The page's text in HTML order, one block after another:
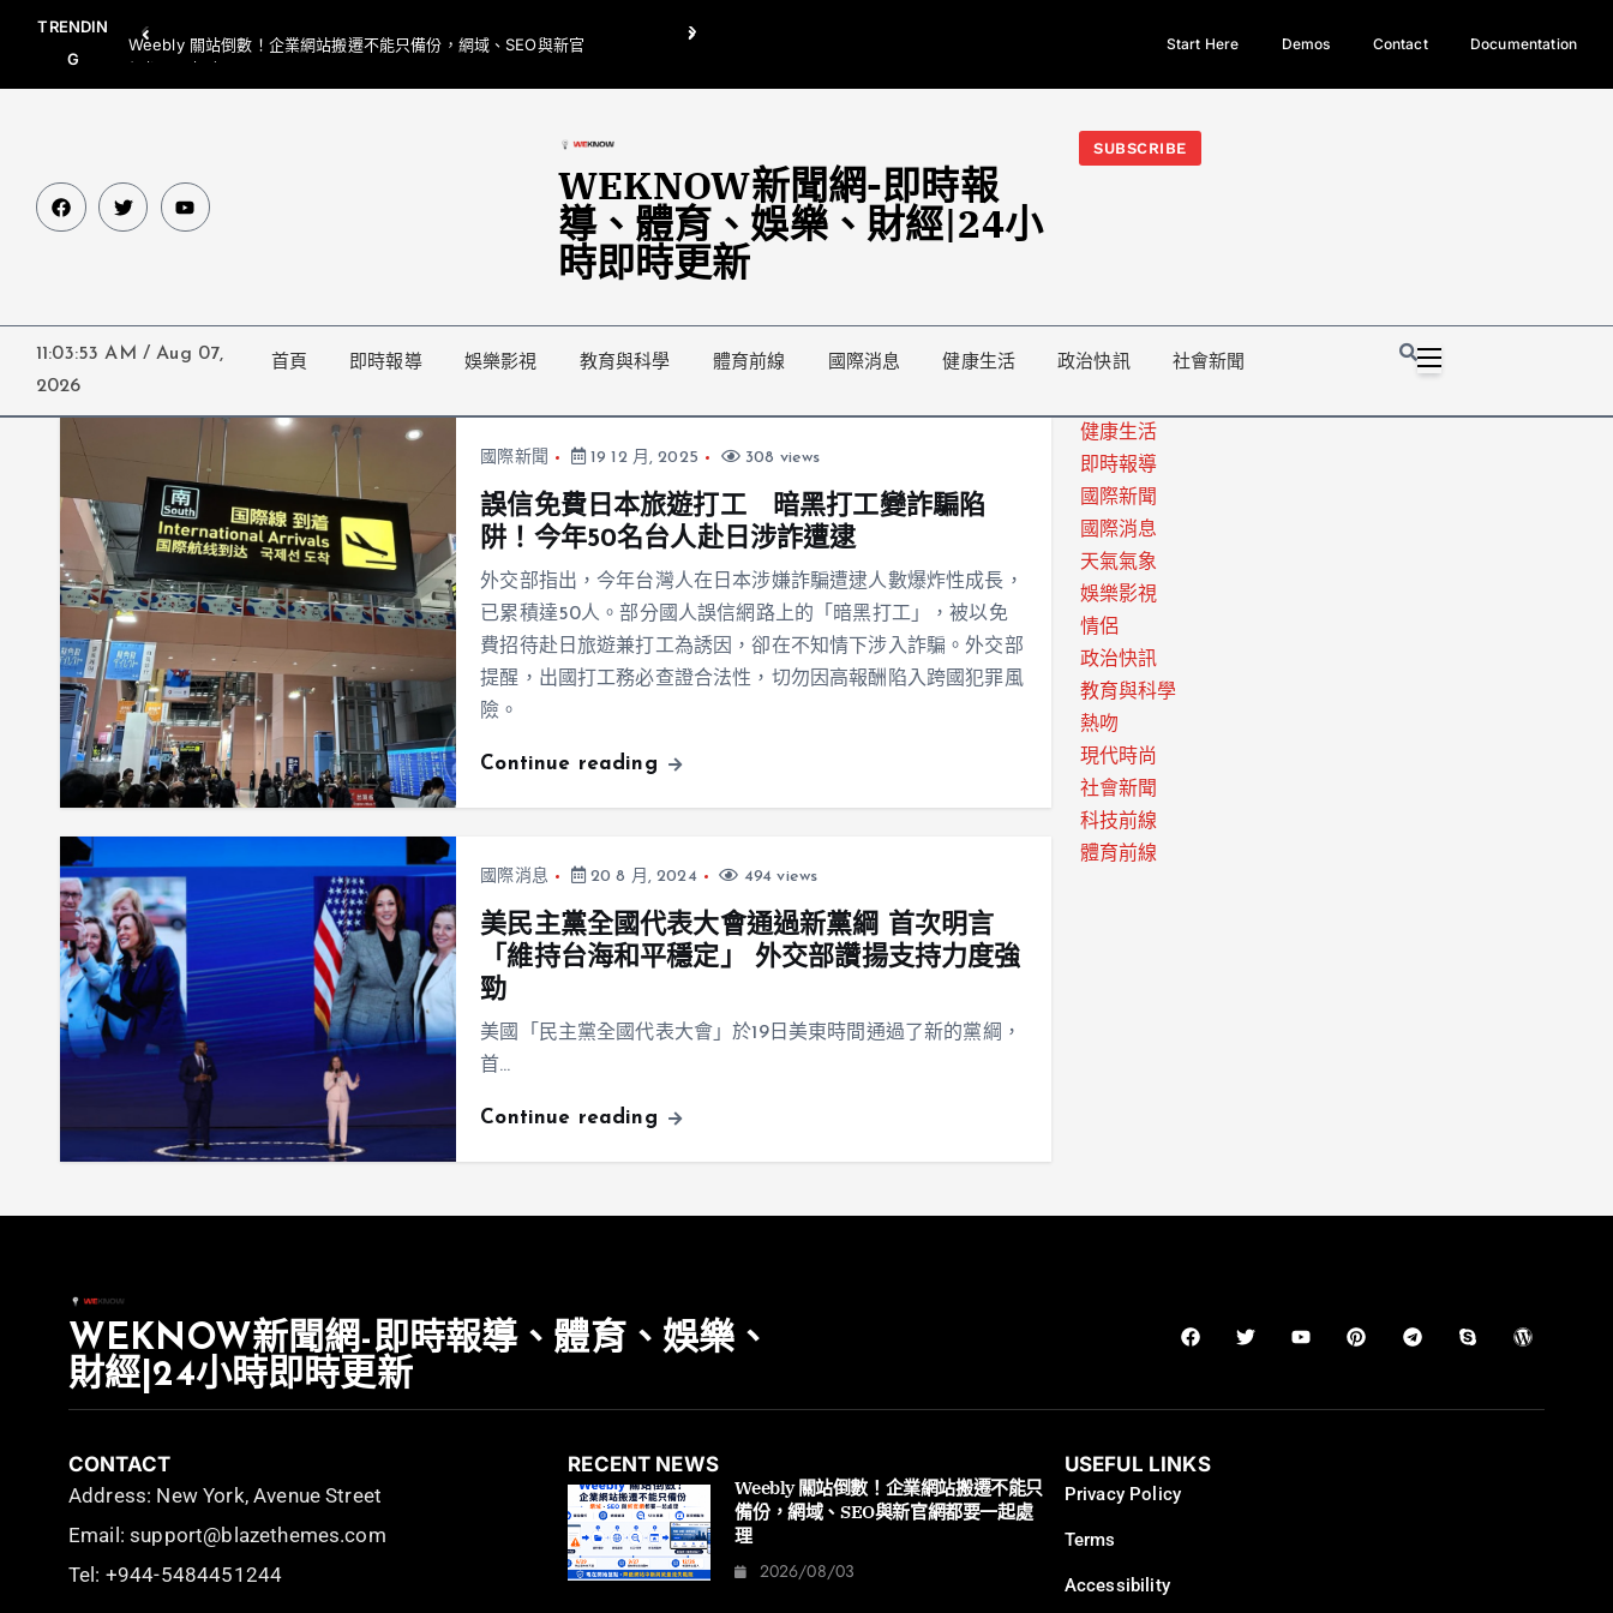
TRENDIN
G
Weebly 關站倒數！企業網站搬遷不能只備份，網域、SEO與新官
網都要一起處理
翁曉玲喊刪陸委會1295萬媒宣費惹議 梁文傑回「只能靠嘴巴」
今日熱門新聞TOP3｜西拉雅族正式成第17個原住民族、立院電競
光電場回
Start Here Demos Contact Documentation
WEKNOW新聞網-即時報
導、體育、娛樂、財經|24小
時即時更新
SUBSCRIBE
11:03:53 AM / Aug 07,
2026
首頁 即時報導 娛樂影視 教育與科學 體育前線 國際消息 健康生活 政治快訊 社會新聞
國際新聞 19 12 月, 2025 308 views
誤信免費日本旅遊打工 暗黑打工變詐騙陷
阱！今年50名台人赴日涉詐遭逮
外交部指出，今年台灣人在日本涉嫌詐騙遭逮人數爆炸性成長，
已累積達50人。部分國人誤信網路上的「暗黑打工」，被以免
費招待赴日旅遊兼打工為誘因，卻在不知情下涉入詐騙。外交部
提醒，出國打工務必查證合法性，切勿因高報酬陷入跨國犯罪風
險。
Continue reading
國際消息 20 8 月, 2024 494 views
美民主黨全國代表大會通過新黨綱 首次明言
「維持台海和平穩定」 外交部讚揚支持力度強
勁
美國「民主黨全國代表大會」於19日美東時間通過了新的黨綱，
首…
Continue reading
健康生活
即時報導
國際新聞
國際消息
天氣氣象
娛樂影視
情侶
政治快訊
教育與科學
熱吻
現代時尚
社會新聞
科技前線
體育前線
WEKNOW新聞網-即時報導、體育、娛樂、
財經|24小時即時更新
CONTACT
Address: New York, Avenue Street
Email: support@blazethemes.com
Tel: +944-5484451244
RECENT NEWS
Weebly 關站倒數！企業網站搬遷不能只
備份，網域、SEO與新官網都要一起處
理
2026/08/03
USEFUL LINKS
Privacy Policy
Terms
Accessibility